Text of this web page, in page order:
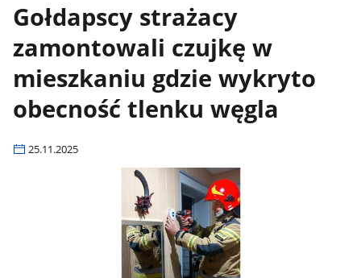
Gołdapscy strażacy
zamontowali czujkę w
mieszkaniu gdzie wykryto
obecność tlenku węgla
25.11.2025